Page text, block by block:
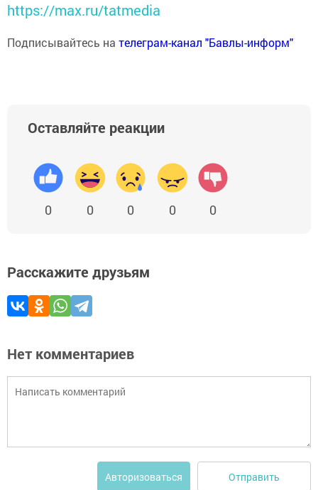
https://max.ru/tatmedia
Подписывайтесь на телеграм-канал "Бавлы-информ"
Оставляйте реакции
0 0 0 0 0
Расскажите друзьям
Нет комментариев
Авторизоваться Отправить